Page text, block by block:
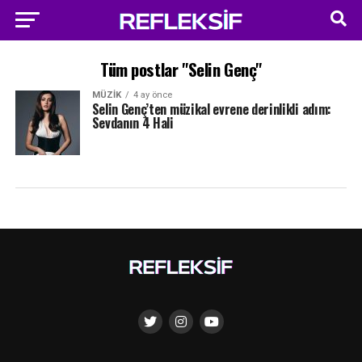
Tüm postlar "Selin Genç"
MÜZIK 4 ay önce
Selin Genç’ten müzikal evrene derinlikli adım:
Sevdanın 4 Hali